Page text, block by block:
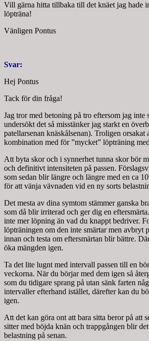
Vill gärna hitta tillbaka till det knäet jag hade
löpträna!
Vänligen Pontus
Svar:
Hej Pontus
Tack för din fråga!
Jag tror med betoning på tro eftersom jag inte
undersökt det så misstänker jag starkt en
patellarsenan knäskålsenan). Troligen orsakat
kombination med för ”mycket” löpträning
Att byta skor och i synnerhet tunna skor bör
och definitivt intensiteten på passen.
som sedan blir längre och längre med en ca
för att vänja vävnaden vid en ny sorts
Det mesta av dina symtom stämmer ganska
som då blir irriterad och ger dig en
inte mer löpning än vad du knappt bedriver.
löpträningen om den inte smärtar men avbryt
innan och testa om eftersmärtan blir bättre.
öka mängden igen.
Ta det lite lugnt med intervall passen till en
veckorna. När du börjar med dem igen så
som du tidigare sprang på utan sänk farten
intervaller efterhand istället, därefter kan du
igen.
Att det kan göra ont att bara sitta beror på att
sitter med böjda knän och trappgången blir
belastning på senan.